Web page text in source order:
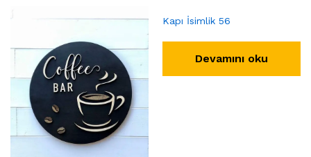
Kapı İsimlik 56
Devamını oku